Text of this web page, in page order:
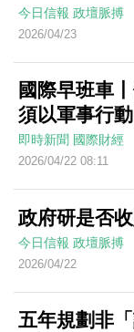
今日信報 政壇脈搏
2026/04/23
國際早班車
須以軍事行
即時新聞 國際財經
2026/04/22 08:11
政府研是否
今日信報 政壇脈搏
2026/04/22
五年規劃非